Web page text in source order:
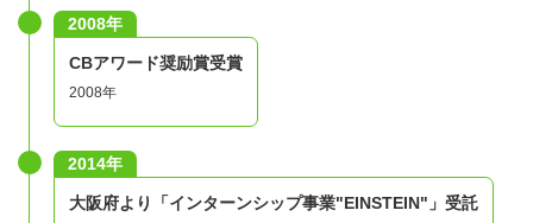
参加条件
・高校生から大学院生までの学生またはそれらに準じる立
・パソコンを使ってオンラインミーティング（zoom）に
参加できる方
2008年
CBアワード奨励賞受賞
2008年
2014年
大阪府より「インターンシップ事業"EINSTEIN"」受託